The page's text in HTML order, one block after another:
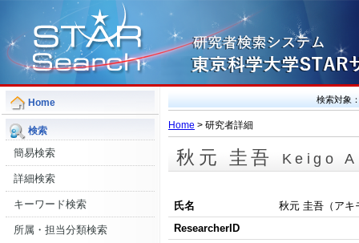
Home
検索
簡易検索
詳細検索
キーワード検索
所属・担当分類検索
検索対象
Home > 研究者詳細
秋元 圭吾 Keigo
氏名
秋元 圭吾（アキ
ResearcherID